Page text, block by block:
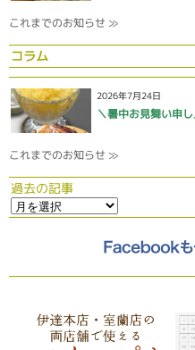
これまでのお知らせ ≫
コラム
2026年7月24日
＼暑中お見舞い申
これまでのお知らせ ≫
過去の記事